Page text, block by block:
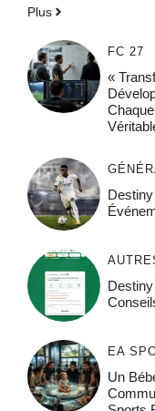
Plus
FC 27
«
EA
Un